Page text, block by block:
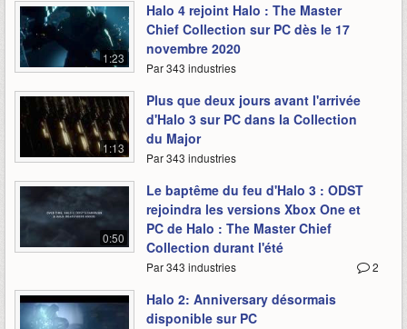
1:23
Halo 4 rejoint Halo : The Master
Chief Collection sur PC dès le 17
novembre 2020
Par 343 industries
1:13
Plus que deux jours avant l'arrivée
d'Halo 3 sur PC dans la Collection
du Major
Par 343 industries
0:50
Le baptême du feu d'Halo 3 : ODST
rejoindra les versions Xbox One et
PC de Halo : The Master Chief
Collection durant l'été
2
Par 343 industries
Halo 2: Anniversary désormais
disponible sur PC